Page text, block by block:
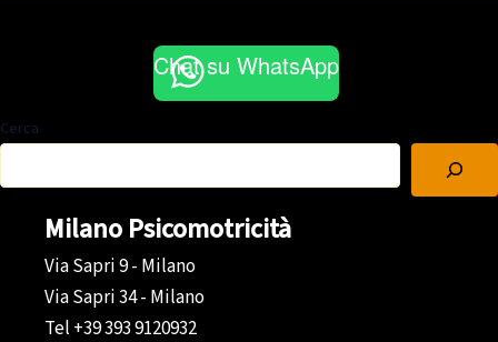
Chat su WhatsApp
Cerca
Milano Psicomotricità
Via Sapri 9 - Milano
Via Sapri 34 - Milano
Tel +39 393 9120932